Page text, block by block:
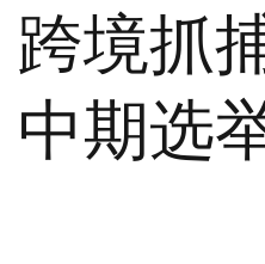
跨境抓
中期选